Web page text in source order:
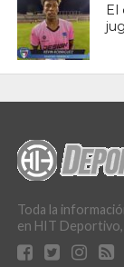
El
Toda la
en HIT